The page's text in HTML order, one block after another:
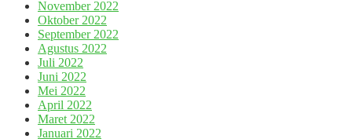
November 2022
Oktober 2022
September 2022
Agustus 2022
Juli 2022
Juni 2022
Mei 2022
April 2022
Maret 2022
Januari 2022